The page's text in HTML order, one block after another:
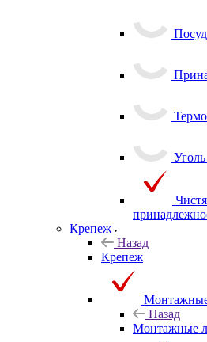
Крепеж
Назад
Крепеж
Назад
Монтажные